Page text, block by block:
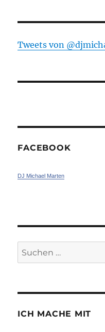
Tweets von
FACEBOOK
DJ Michael Marten
Suchen
nach:
ICH MACHE MIT